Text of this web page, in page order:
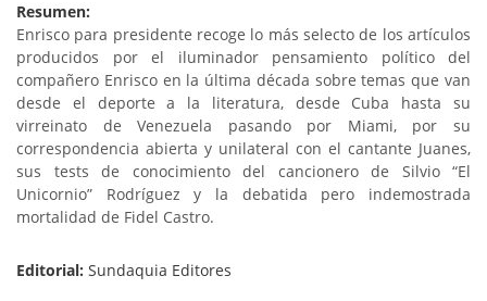
Resumen:
Enrisco para presidente recoge lo más selecto de los artículos
producidos por el iluminador pensamiento político del
compañero Enrisco en la última década sobre temas que van
desde el deporte a la literatura, desde Cuba hasta su
virreinato de Venezuela pasando por Miami, por su
correspondencia abierta y unilateral con el cantante Juanes,
sus tests de conocimiento del cancionero de Silvio “El
Unicornio” Rodríguez y la debatida pero indemostrada
mortalidad de Fidel Castro.
Editorial: Sundaquia Editores